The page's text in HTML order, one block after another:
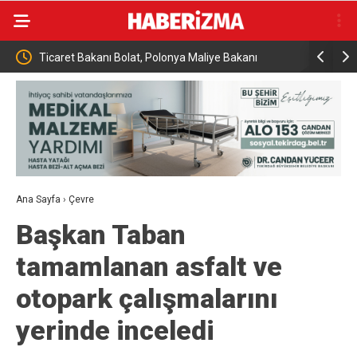
Ticaret Bakanı Bolat, Polonya Maliye Bakanı
Domanski ile bir araya geldi
Ana Sayfa › Çevre
Başkan Taban
tamamlanan asfalt ve
otopark çalışmalarını
yerinde inceledi